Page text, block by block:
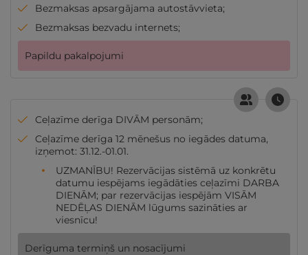
Bezmaksas apsargājama autostāvvieta;
Bezmaksas bezvadu internets;
Papildu pakalpojumi
Ceļazīme derīga DIVĀM personām;
Ceļazīme derīga 12 mēnešus no iegādes datuma,
izņemot: 31.12.-01.01.
UZMANĪBU! Rezervācijas sistēmā uz konkrētu
datumu iespējams iegādāties ceļazīmi DARBA
DIENĀM; par rezervācijas iespējām VISĀM
NEDĒĻAS DIENĀM lūgums sazināties ar
viesnīcu!
Derīguma termiņš un nosacījumi